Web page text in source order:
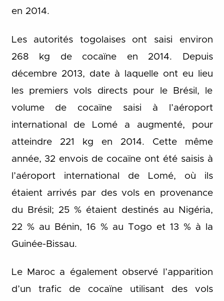
en 2014.
Les autorités togolaises ont saisi environ
268 kg de cocaïne en 2014. Depuis
décembre 2013, date à laquelle ont eu lieu
les premiers vols directs pour le Brésil, le
volume de cocaïne saisi à l’aéroport
international de Lomé a augmenté, pour
atteindre 221 kg en 2014. Cette même
année, 32 envois de cocaïne ont été saisis à
l’aéroport international de Lomé, où ils
étaient arrivés par des vols en provenance
du Brésil; 25 % étaient destinés au Nigéria,
22 % au Bénin, 16 % au Togo et 13 % à la
Guinée-Bissau.
Le Maroc a également observé l’apparition
d’un trafic de cocaïne utilisant des vols